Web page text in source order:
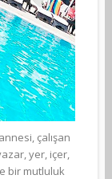
çalışan
yer, içer,
bir mutluluk